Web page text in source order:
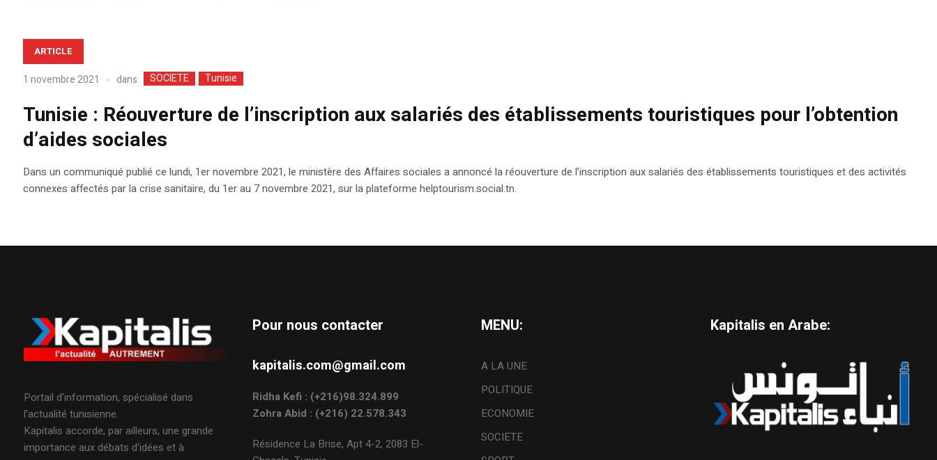
ARTICLE
1 novembre 2021 dans SOCIETE Tunisie
Tunisie : Réouverture de l’inscription aux salariés des établissements touristiques pour l’obtention
d’aides sociales
Dans un communiqué publié ce lundi, 1er novembre 2021, le ministère des Affaires sociales a annoncé la réouverture de l’inscription aux salariés des établissements touristiques et des activités
connexes affectés par la crise sanitaire, du 1er au 7 novembre 2021, sur la plateforme helptourism.social.tn.
Portail d’information, spécialisé dans
l’actualité tunisienne.
Kapitalis accorde, par ailleurs, une grande
importance aux débats d’idées et à
Pour nous contacter
kapitalis.com@gmail.com
Ridha Kefi : (+216)98.324.899
Zohra Abid : (+216) 22.578.343
Résidence La Brise, Apt 4-2, 2083 El-
MENU:
A LA UNE
POLITIQUE
ECONOMIE
SOCIETE
Kapitalis en Arabe: